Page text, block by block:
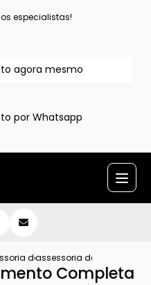
especialistas!
agora mesmo
por Whatsapp
de casamento grande sao
assessoria de
Completa